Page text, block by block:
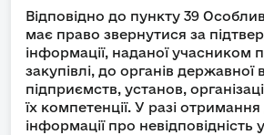
Відповідно до пункту 39
має право звернутися за
інформації, наданої учасником
закупівлі, до органів державної
підприємств, установ,
їх компетенції. У разі отримання
інформації про невідповідність